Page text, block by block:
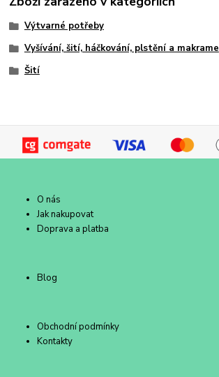
Výtvarné potřeby
Vyšívání, šití, háčkování, plstění a makrame
Šití
O nás
Jak nakupovat
Doprava a platba
Blog
Obchodní podmínky
Kontakty